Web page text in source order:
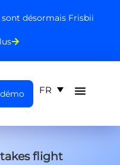
désormais Frisbii
FR
flight